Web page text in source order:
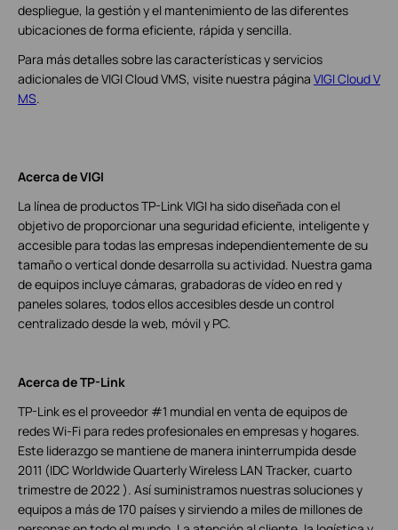
despliegue, la gestión y el mantenimiento de las diferentes
ubicaciones de forma eficiente, rápida y sencilla.
Para más detalles sobre las características y servicios
adicionales de VIGI Cloud VMS, visite nuestra página VIGI Cloud V
MS.
Acerca de VIGI
La línea de productos TP-Link VIGI ha sido diseñada con el
objetivo de proporcionar una seguridad eficiente, inteligente y
accesible para todas las empresas independientemente de su
tamaño o vertical donde desarrolla su actividad. Nuestra gama
de equipos incluye cámaras, grabadoras de vídeo en red y
paneles solares, todos ellos accesibles desde un control
centralizado desde la web, móvil y PC.
Acerca de TP-Link
TP-Link es el proveedor #1 mundial en venta de equipos de
redes Wi-Fi para redes profesionales en empresas y hogares.
Este liderazgo se mantiene de manera ininterrumpida desde
2011 (IDC Worldwide Quarterly Wireless LAN Tracker, cuarto
trimestre de 2022 ). Así suministramos nuestras soluciones y
equipos a más de 170 países y sirviendo a miles de millones de